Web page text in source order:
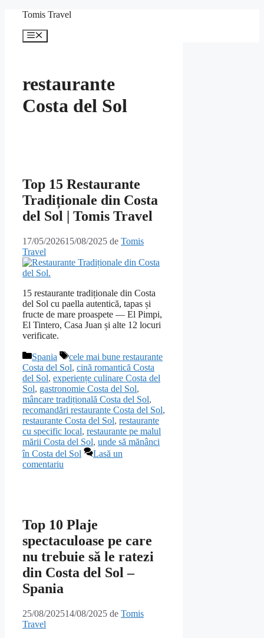
conținut
Tomis Travel
Meniu
restaurante
Costa del Sol
Top 15 Restaurante
Tradiționale din Costa
del Sol | Tomis Travel
17/05/202615/08/2025 de Tomis
Travel
15 restaurante tradiționale din Costa
del Sol cu paella autentică, tapas și
fructe de mare proaspete — El Pimpi,
El Tintero, Casa Juan și alte 12 locuri
verificate.
Categorii
Spania Etichete
cele mai bune restaurante
Costa del Sol, cină romantică Costa
del Sol, experiențe culinare Costa del
Sol, gastronomie Costa del Sol,
mâncare tradițională Costa del Sol,
recomandări restaurante Costa del Sol,
restaurante Costa del Sol, restaurante
cu specific local, restaurante pe malul
mării Costa del Sol, unde să mănânci
în Costa del Sol
Lasă un
comentariu
Top 10 Plaje
spectaculoase pe care
nu trebuie să le ratezi
din Costa del Sol –
Spania
25/08/202514/08/2025 de Tomis
Travel